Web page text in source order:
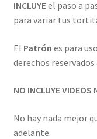
INCLUYEel paso a
para variar tus
El Patrón es para
derechos
NO INCLUYE VIDEOS
No hay nada mejor
adelante.